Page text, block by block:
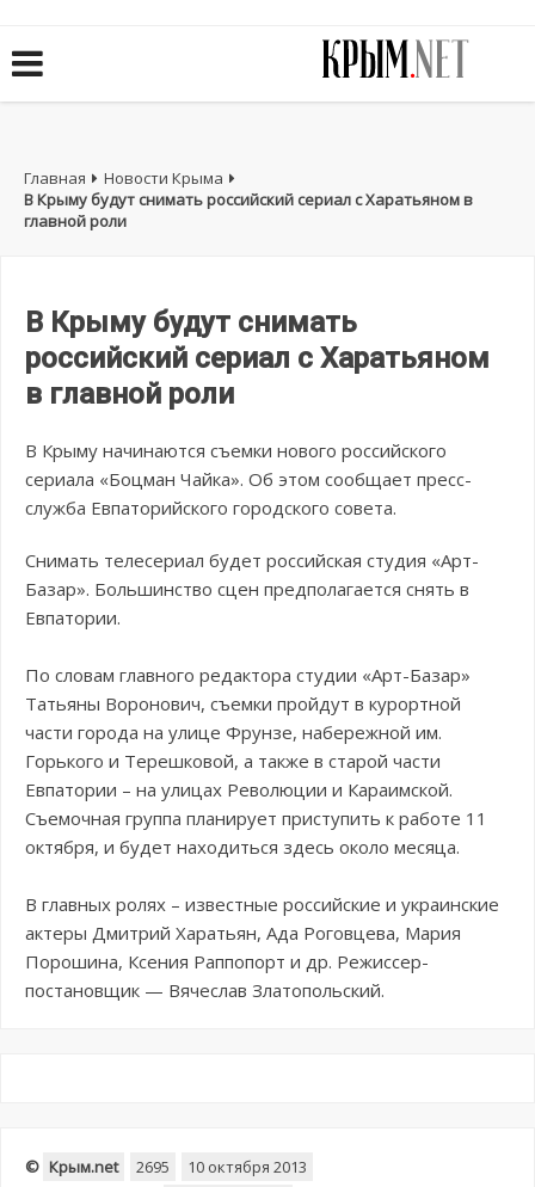
Главная
Новости Крыма
В Крыму будут снимать российский сериал с Харатьяном в
главной роли
В Крыму будут снимать
российский сериал с Харатьяном
в главной роли
В Крыму начинаются съемки нового российского
сериала «Боцман Чайка». Об этом сообщает пресс-
служба Евпаторийского городского совета.
Снимать телесериал будет российская студия «Арт-
Базар». Большинство сцен предполагается снять в
Евпатории.
По словам главного редактора студии «Арт-Базар»
Татьяны Воронович, съемки пройдут в курортной
части города на улице Фрунзе, набережной им.
Горького и Терешковой, а также в старой части
Евпатории – на улицах Революции и Караимской.
Съемочная группа планирует приступить к работе 11
октября, и будет находиться здесь около месяца.
В главных ролях – известные российские и украинские
актеры Дмитрий Харатьян, Ада Роговцева, Мария
Порошина, Ксения Раппопорт и др. Режиссер-
постановщик — Вячеслав Златопольский.
© Крым.net 2695
10 октября 2013